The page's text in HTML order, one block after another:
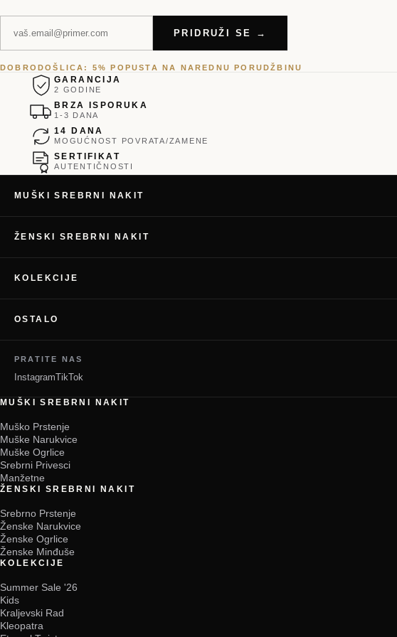
PRIDRUŽI SE →
DOBRODOŠLICA: 5% POPUSTA NA NAREDNU PORUDŽBINU
GARANCIJA
2 GODINE
BRZA ISPORUKA
1-3 DANA
14 DANA
MOGUĆNOST POVRATA/ZAMENE
SERTIFIKAT
AUTENTIČNOSTI
MUŠKI SREBRNI NAKIT
ŽENSKI SREBRNI NAKIT
KOLEKCIJE
OSTALO
PRATITE NAS
InstagramTikTok
MUŠKI SREBRNI NAKIT
Muško Prstenje
Muške Narukvice
Muške Ogrlice
Srebrni Privesci
Manžetne
ŽENSKI SREBRNI NAKIT
Srebrno Prstenje
Ženske Narukvice
Ženske Ogrlice
Ženske Minđuše
KOLEKCIJE
Summer Sale '26
Kids
Kraljevski Rad
Kleopatra